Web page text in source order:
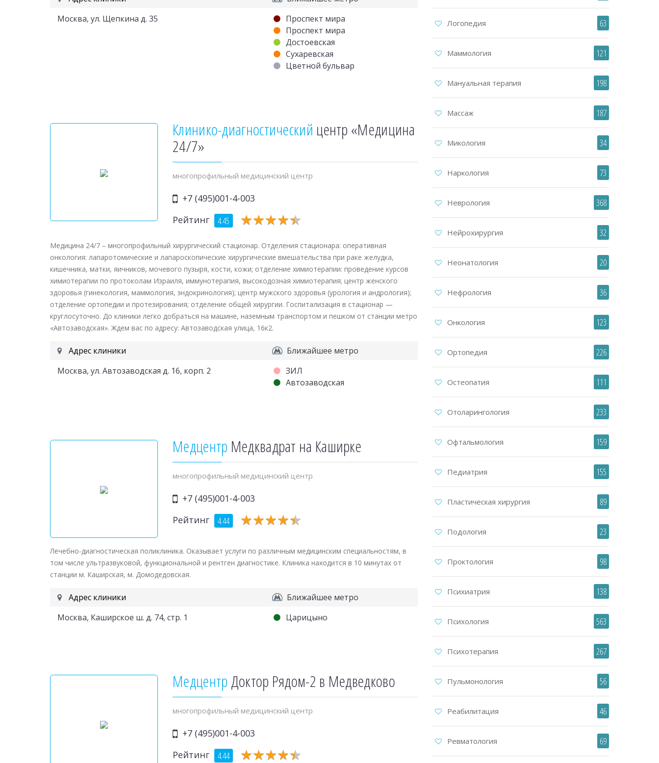
Москва, ул. Щепкина д. 35
Проспект мира
Проспект мира
Достоевская
Сухаревская
Цветной бульвар
Клинико-диагностический центр «Медицина
24/7»
многопрофильный медицинский центр
+7 (495)001-4-003
Рейтинг
4.45 ★★★★★
★★★★★
Медицина 24/7 – многопрофильный хирургический стационар. Отделения стационара: оперативная
онкология: лапаротомические и лапароскопические хирургические вмешательства при раке желудка,
кишечника, матки, яичников, мочевого пузыря, кости, кожи; отделение химиотерапии: проведение курсов
химиотерапии по протоколам Израиля, иммунотерапия, высокодозная химиотерапия; центр женского
здоровья (гинекология, маммология, эндокринология); центр мужского здоровья (урология и андрология);
отделение ортопедии и протезирования; отделение общей хирургии. Госпитализация в стационар —
круглосуточно. До клиники легко добраться на машине, наземным транспортом и пешком от станции метро
«Автозаводская». Ждем вас по адресу: Автозаводская улица, 16к2.
Адрес клиники
Ближайшее метро
Москва, ул. Автозаводская д. 16, корп. 2
ЗИЛ
Автозаводская
Медцентр Медквадрат на Каширке
многопрофильный медицинский центр
+7 (495)001-4-003
Рейтинг
4.44 ★★★★★
★★★★★
Лечебно-диагностическая поликлиника. Оказывает услуги по различным медицинским специальностям, в
том числе ультразвуковой, функциональной и рентген диагностике. Клиника находится в 10 минутах от
станции м. Каширская, м. Домодедовская.
Адрес клиники
Ближайшее метро
Москва, Каширское ш. д. 74, стр. 1
Царицыно
Медцентр Доктор Рядом-2 в Медведково
многопрофильный медицинский центр
+7 (495)001-4-003
Рейтинг
4.44 ★★★★★
★★★★★
Логопедия 63
Маммология 121
Мануальная терапия 198
Массаж 187
Микология 34
Наркология 73
Неврология 368
Нейрохирургия 32
Неонатология 20
Нефрология 36
Онкология 123
Ортопедия 226
Остеопатия 111
Отоларингология 233
Офтальмология 159
Педиатрия 155
Пластическая хирургия 89
Подология 23
Проктология 98
Психиатрия 138
Психология 563
Психотерапия 267
Пульмонология 56
Реабилитация 46
Ревматология 69